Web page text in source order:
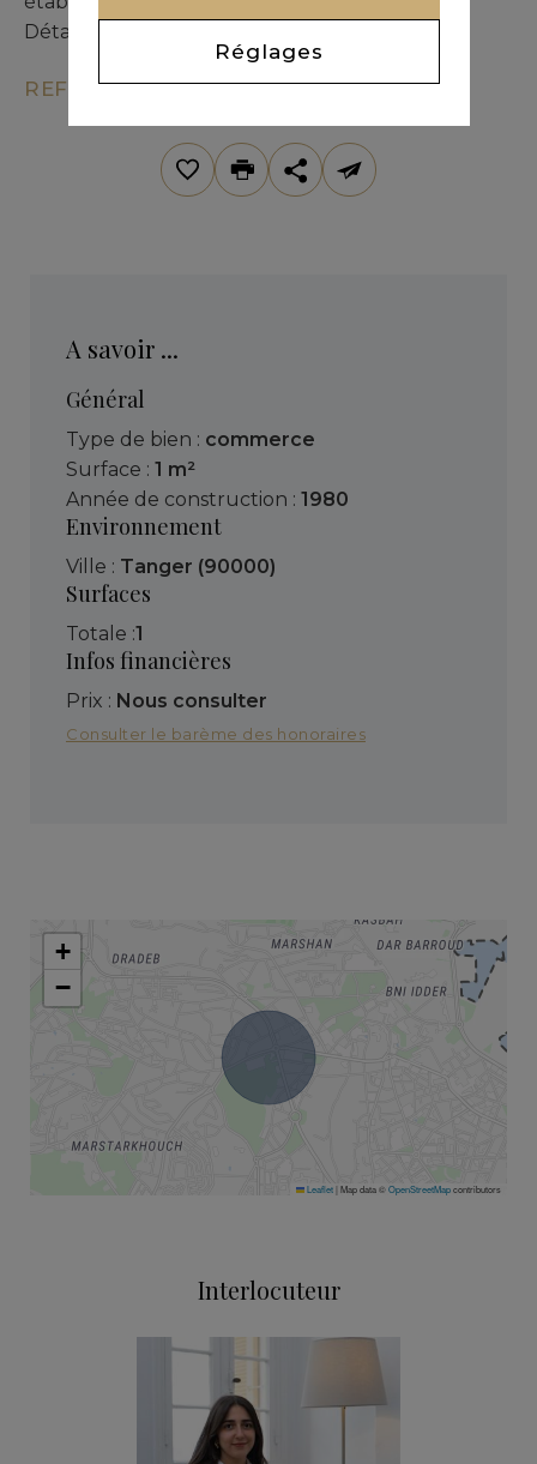
Détails supplémentaires sur demande.
REF. KM7-025
A savoir ...
Général
Type de bien : commerce
Surface : 1 m²
Année de construction : 1980
Environnement
Ville : Tanger (90000)
Surfaces
Totale :1
Infos financières
Prix : Nous consulter
Consulter le barème des honoraires
+
−
Leaflet| Map data ©OpenStreetMapcontributors
Interlocuteur
Réglages